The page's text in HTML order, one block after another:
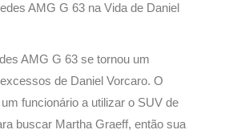
AMG G 63 na Vida de Daniel
AMG G 63 se tornou um
de Daniel Vorcaro. O
funcionário a utilizar o SUV de
buscar Martha Graeff, então sua